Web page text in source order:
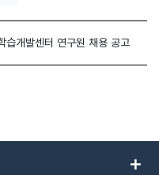
습개발센터 연구원 채용 공고
add